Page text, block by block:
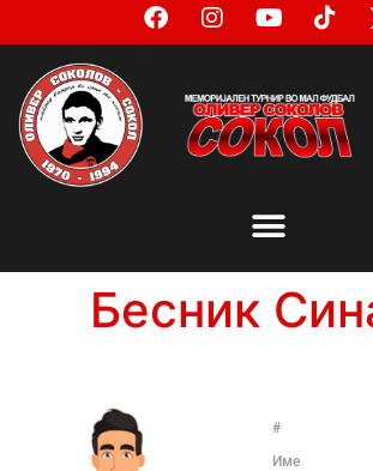
Бесник
#
Име